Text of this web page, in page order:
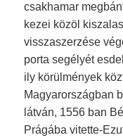
csakhamar
kezei közöl
visszaszerzése
porta segélyét
ily körülmények
Magyarországban
látván, 1556 ban
Prágába vitette-